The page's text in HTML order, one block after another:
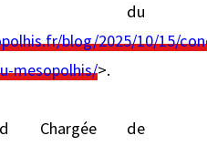
du
blog/2025/10/15/
mesopolhis/>.
Chargée de